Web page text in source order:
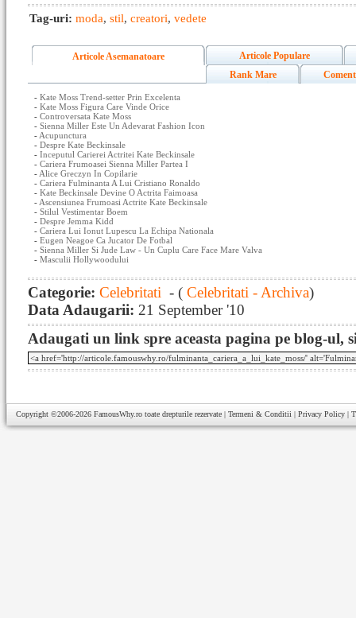
Tag-uri: moda, stil, creatori, vedete
Articole Asemanatoare
Articole Populare
Rank Mare
- Kate Moss Trend-setter Prin Excelenta
- Kate Moss Figura Care Vinde Orice
- Controversata Kate Moss
- Sienna Miller Este Un Adevarat Fashion Icon
- Acupunctura
- Despre Kate Beckinsale
- Inceputul Carierei Actritei Kate Beckinsale
- Cariera Frumoasei Sienna Miller Partea I
- Alice Greczyn In Copilarie
- Cariera Fulminanta A Lui Cristiano Ronaldo
- Kate Beckinsale Devine O Actrita Faimoasa
- Ascensiunea Frumoasi Actrite Kate Beckinsale
- Stilul Vestimentar Boem
- Despre Jemma Kidd
- Cariera Lui Ionut Lupescu La Echipa Nationala
- Eugen Neagoe Ca Jucator De Fotbal
- Sienna Miller Si Jude Law - Un Cuplu Care Face Mare Valva
- Masculii Hollywoodului
Categorie: Celebritati - ( Celebritati - Archiva)
Data Adaugarii: 21 September '10
Adaugati un link spre aceasta pagina pe blog-ul,
Copyright ©2006-2026 FamousWhy.ro toate drepturile rezervate | Termeni & Conditii | Privacy Policy |